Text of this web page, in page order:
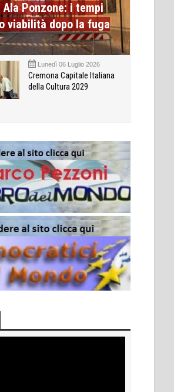
Ala Ponzone: i tempi
viabilità dopo la fuga
Lunedì 06 Luglio 2026
Cremona Capitale Italiana
della Cultura 2029